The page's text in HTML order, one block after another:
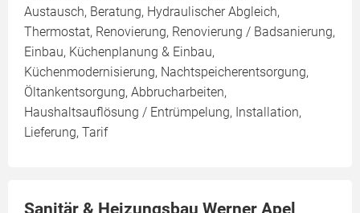
Austausch, Beratung, Hydraulischer Abgleich,
Thermostat, Renovierung, Renovierung / Badsanierung,
Einbau, Küchenplanung & Einbau,
Küchenmodernisierung, Nachtspeicherentsorgung,
Öltankentsorgung, Abbrucharbeiten,
Haushaltsauflösung / Entrümpelung, Installation,
Lieferung, Tarif
Sanitär & Heizungsbau Werner Apel